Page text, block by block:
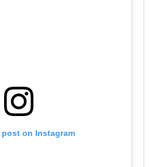
on Instagram